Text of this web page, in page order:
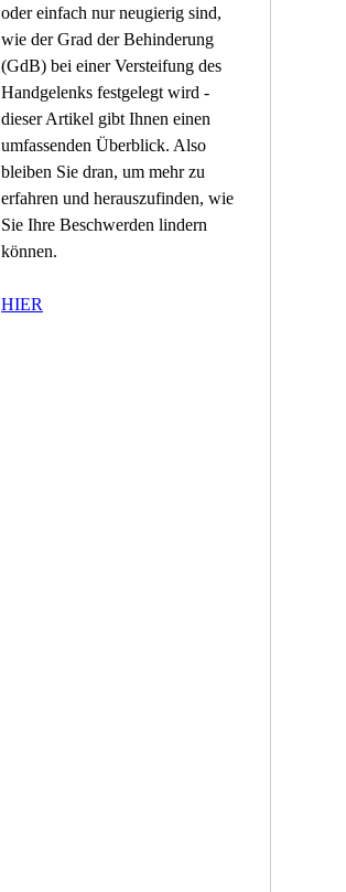
oder einfach nur neugierig sind,
wie der Grad der Behinderung
(GdB) bei einer Versteifung des
Handgelenks festgelegt wird -
dieser Artikel gibt Ihnen einen
umfassenden Überblick. Also
bleiben Sie dran, um mehr zu
erfahren und herauszufinden, wie
Sie Ihre Beschwerden lindern
können.
HIER